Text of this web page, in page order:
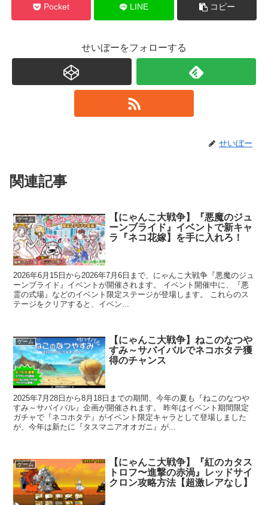
Pocket LINE コピー
せいぼーをフォローする
せいぼー
関連記事
ゲーム
【にゃんこ大戦争】『悪魔のジュ
ーンブライド』イベントで新キャ
ラ『ネコ花嫁】を手に入れろ！
2026年6月15日から2026年7月6日まで、にゃんこ大戦争『悪魔のジュ
ーンブライド』イベントが開催されます。 イベント開催中に、『悪
霊の式場』などのイベント限定ステージが登場します。 これらのス
テージをクリアすると、イベン...
ゲーム
【にゃんこ大戦争】ねこのなつや
すみ～サバイバルでネコホタテ獲
得のチャンス
2025年7月28日から8月18日までの期間、今年の夏も『ねこのなつや
すみ～サバイバル』企画が開催されます。 昨年はイベント期間限定
ガチャで『ネコホタテ』がイベント限定キャラとして登場しました
が、今年は新たに『タスマニアオオガニ』が...
ゲーム
【にゃんこ大戦争】『紅のカタス
トロフ〜進撃の赤渦』レッドサイ
クロン攻略方法【超激レアなし】